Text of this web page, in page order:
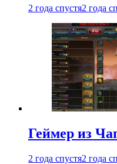
2 года спустя2 года
Геймер из
2 года спустя2 года